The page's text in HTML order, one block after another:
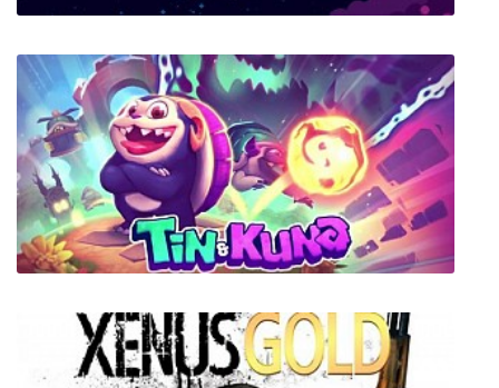
Space Robinson: Hardcore Roguelike Action